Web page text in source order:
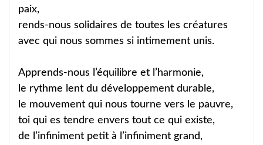
paix,
rends-nous solidaires de toutes les créatures
avec qui nous sommes si intimement unis.
Apprends-nous l’équilibre et l’harmonie,
le rythme lent du développement durable,
le mouvement qui nous tourne vers le pauvre,
toi qui es tendre envers tout ce qui existe,
de l’infiniment petit à l’infiniment grand,